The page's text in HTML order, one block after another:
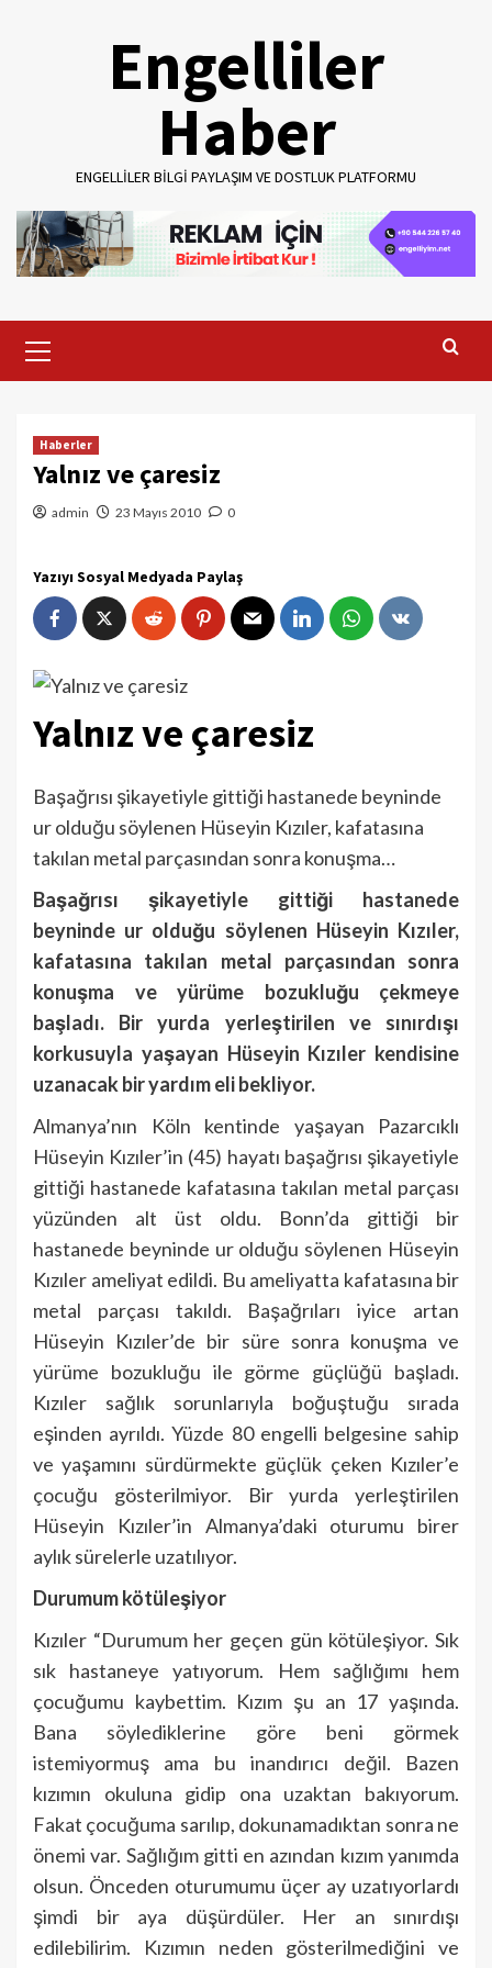
Engelliler
Haber
ENGELLILER BILGI PAYLAŞIM VE DOSTLUK PLATFORMU
Menu
Haberler
Yalnız ve çaresiz
admin 23 Mayıs 2010 0
Yazıyı Sosyal Medyada Paylaş
Yalnız ve çaresiz
Başağrısı şikayetiyle gittiği hastanede beyninde
ur olduğu söylenen Hüseyin Kızıler, kafatasına
takılan metal parçasından sonra konuşma…
Başağrısı şikayetiyle gittiği hastanede
beyninde ur olduğu söylenen Hüseyin Kızıler,
kafatasına takılan metal parçasından sonra
konuşma ve yürüme bozukluğu çekmeye
başladı. Bir yurda yerleştirilen ve sınırdışı
korkusuyla yaşayan Hüseyin Kızıler kendisine
uzanacak bir yardım eli bekliyor.
Almanya’nın Köln kentinde yaşayan Pazarcıklı
Hüseyin Kızıler’in (45) hayatı başağrısı şikayetiyle
gittiği hastanede kafatasına takılan metal parçası
yüzünden alt üst oldu. Bonn’da gittiği bir
hastanede beyninde ur olduğu söylenen Hüseyin
Kızıler ameliyat edildi. Bu ameliyatta kafatasına bir
metal parçası takıldı. Başağrıları iyice artan
Hüseyin Kızıler’de bir süre sonra konuşma ve
yürüme bozukluğu ile görme güçlüğü başladı.
Kızıler sağlık sorunlarıyla boğuştuğu sırada
eşinden ayrıldı. Yüzde 80 engelli belgesine sahip
ve yaşamını sürdürmekte güçlük çeken Kızıler’e
çocuğu gösterilmiyor. Bir yurda yerleştirilen
Hüseyin Kızıler’in Almanya’daki oturumu birer
aylık sürelerle uzatılıyor.
Durumum kötüleşiyor
Kızıler “Durumum her geçen gün kötüleşiyor. Sık
sık hastaneye yatıyorum. Hem sağlığımı hem
çocuğumu kaybettim. Kızım şu an 17 yaşında.
Bana söylediklerine göre beni görmek
istemiyormuş ama bu inandırıcı değil. Bazen
kızımın okuluna gidip ona uzaktan bakıyorum.
Fakat çocuğuma sarılıp, dokunamadıktan sonra ne
önemi var. Sağlığım gitti en azından kızım yanımda
olsun. Önceden oturumumu üçer ay uzatıyorlardı
şimdi bir aya düşürdüler. Her an sınırdışı
edilebilirim. Kızımın neden gösterilmediğini ve